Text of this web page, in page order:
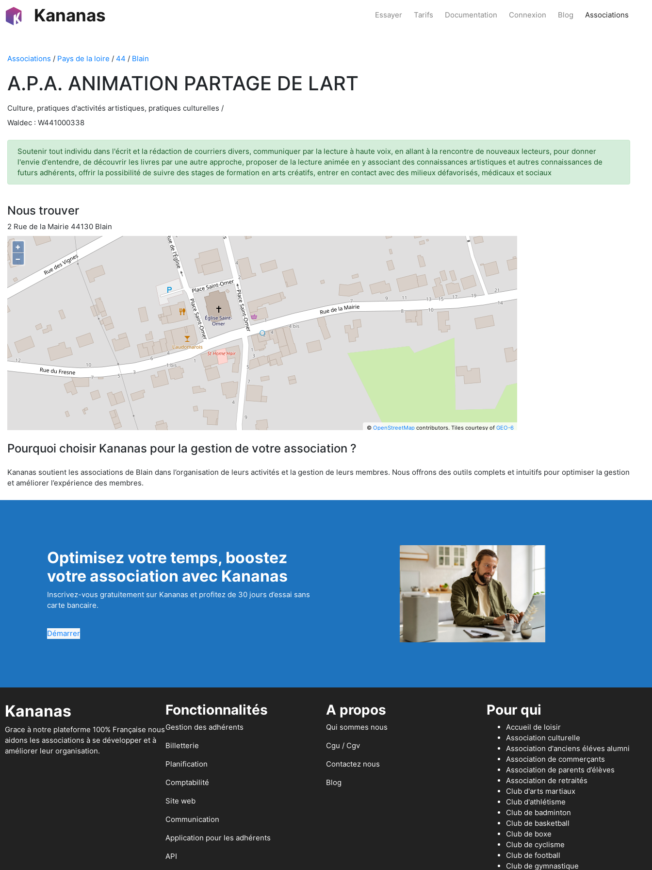
Kananas Essayer Tarifs Documentation Connexion Blog Associations
Associations / Pays de la loire / 44 / Blain
A.P.A. ANIMATION PARTAGE DE LART
Culture, pratiques d'activités artistiques, pratiques culturelles /
Waldec : W441000338
Soutenir tout individu dans l'écrit et la rédaction de courriers divers, communiquer par la lecture à haute voix, en allant à la rencontre de nouveaux lecteurs, pour donner
l'envie d'entendre, de découvrir les livres par une autre approche, proposer de la lecture animée en y associant des connaissances artistiques et autres connaissances de
futurs adhérents, offrir la possibilité de suivre des stages de formation en arts créatifs, entrer en contact avec des milieux défavorisés, médicaux et sociaux
Nous trouver
2 Rue de la Mairie 44130 Blain
+
−
© OpenStreetMapcontributors. Tiles courtesy of GEO-6
Pourquoi choisir Kananas pour la gestion de votre association ?
Kananas soutient les associations de Blain dans l’organisation de leurs activités et la gestion de leurs membres. Nous offrons des outils complets et intuitifs pour optimiser la gestion
et améliorer l’expérience des membres.
Optimisez votre temps, boostez
votre association avec Kananas
Inscrivez-vous gratuitement sur Kananas et profitez de 30 jours d’essai sans
carte bancaire.
Démarrer
Kananas
Grace à notre plateforme 100% Française nous
aidons les associations à se développer et à
améliorer leur organisation.
Fonctionnalités
Gestion des adhérents
Billetterie
Planification
Comptabilité
Site web
Communication
Application pour les adhérents
API
A propos
Qui sommes nous
Cgu / Cgv
Contactez nous
Blog
Pour qui
Accueil de loisir
Association culturelle
Association d'anciens éléves alumni
Association de commerçants
Association de parents d’élèves
Association de retraités
Club d'arts martiaux
Club d'athlétisme
Club de badminton
Club de basketball
Club de boxe
Club de cyclisme
Club de football
Club de gymnastique